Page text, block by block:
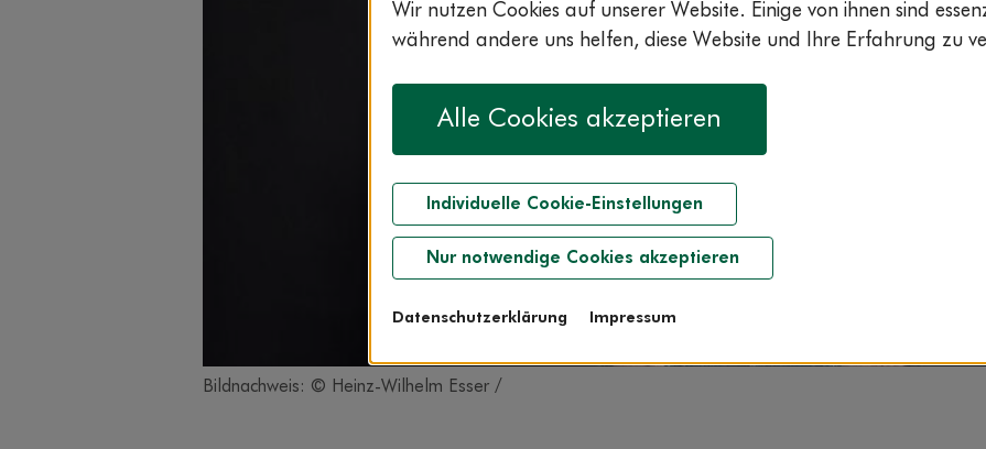
Bildnachweis: © Heinz-Wilhelm Esser /
Wir nutzen Cookies auf unserer Website. Einige von ihnen sind
während andere uns helfen, diese Website und Ihre Erfahrung zu
Alle Cookies akzeptieren
Individuelle Cookie-Einstellungen
Nur notwendige Cookies akzeptieren
Datenschutzerklärung Impressum